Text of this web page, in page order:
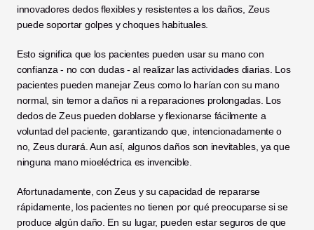
innovadores dedos flexibles y resistentes a los daños, Zeus
puede soportar golpes y choques habituales.
Esto significa que los pacientes pueden usar su mano con
confianza - no con dudas - al realizar las actividades diarias. Los
pacientes pueden manejar Zeus como lo harían con su mano
normal, sin temor a daños ni a reparaciones prolongadas. Los
dedos de Zeus pueden doblarse y flexionarse fácilmente a
voluntad del paciente, garantizando que, intencionadamente o
no, Zeus durará. Aun así, algunos daños son inevitables, ya que
ninguna mano mioeléctrica es invencible.
Afortunadamente, con Zeus y su capacidad de repararse
rápidamente, los pacientes no tienen por qué preocuparse si se
produce algún daño. En su lugar, pueden estar seguros de que